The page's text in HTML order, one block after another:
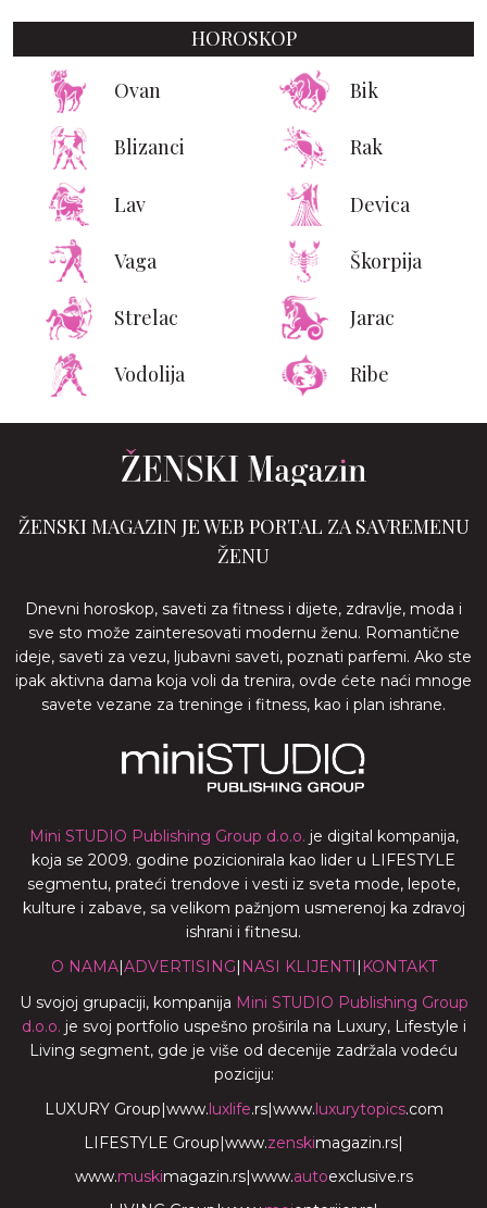
HOROSKOP
Ovan Bik
Blizanci Rak
Lav Devica
Vaga Škorpija
Strelac Jarac
Vodolija Ribe
ŽENSKI MAGAZIN JE WEB PORTAL ZA SAVREMENU
ŽENU
Dnevni horoskop, saveti za fitness i dijete, zdravlje, moda i
sve sto može zainteresovati modernu ženu. Romantične
ideje, saveti za vezu, ljubavni saveti, poznati parfemi. Ako ste
ipak aktivna dama koja voli da trenira, ovde ćete naći mnoge
savete vezane za treninge i fitness, kao i plan ishrane.
Mini STUDIO Publishing Group d.o.o. je digital kompanija,
koja se 2009. godine pozicionirala kao lider u LIFESTYLE
segmentu, prateći trendove i vesti iz sveta mode, lepote,
kulture i zabave, sa velikom pažnjom usmerenoj ka zdravoj
ishrani i fitnesu.
O NAMA|ADVERTISING| NASI KLIJENTI | KONTAKT
U svojoj grupaciji, kompanija Mini STUDIO Publishing Group
d.o.o. je svoj portfolio uspešno proširila na Luxury, Lifestyle i
Living segment, gde je više od decenije zadržala vodeću
poziciju:
LUXURY Group|www.luxlife.rs|www.luxurytopics.com
LIFESTYLE Group|www.zenskimagazin.rs|
www.muskimagazin.rs|www.autoexclusive.rs